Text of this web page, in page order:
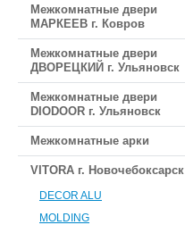
Межкомнатные двери
МАРКЕЕВ г. Ковров
Межкомнатные двери
ДВОРЕЦКИЙ г. Ульяновск
Межкомнатные двери
DIODOOR г. Ульяновск
Межкомнатные арки
VITORA г. Новочебоксарск
DECOR ALU
MOLDING